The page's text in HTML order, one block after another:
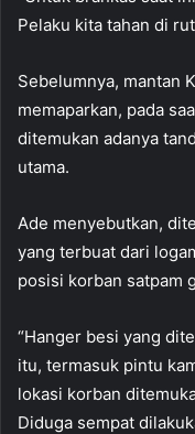
Pelaku kita tahan di
Sebelumnya, mantan
memaparkan, pada
ditemukan adanya
utama.
Ade menyebutkan,
yang terbuat dari
posisi korban satpam
“Hanger besi yang
itu, termasuk pintu
lokasi korban
Diduga sempat